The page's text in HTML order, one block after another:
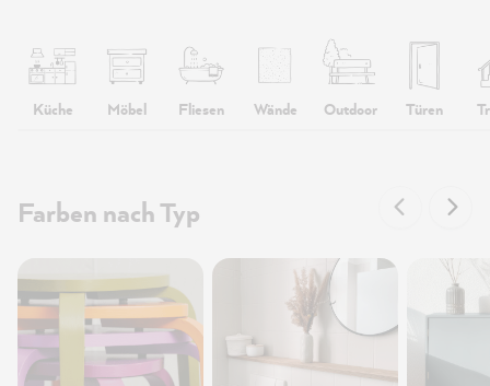
Küche Möbel Fliesen Wände Outdoor Türen
Farben nach Typ